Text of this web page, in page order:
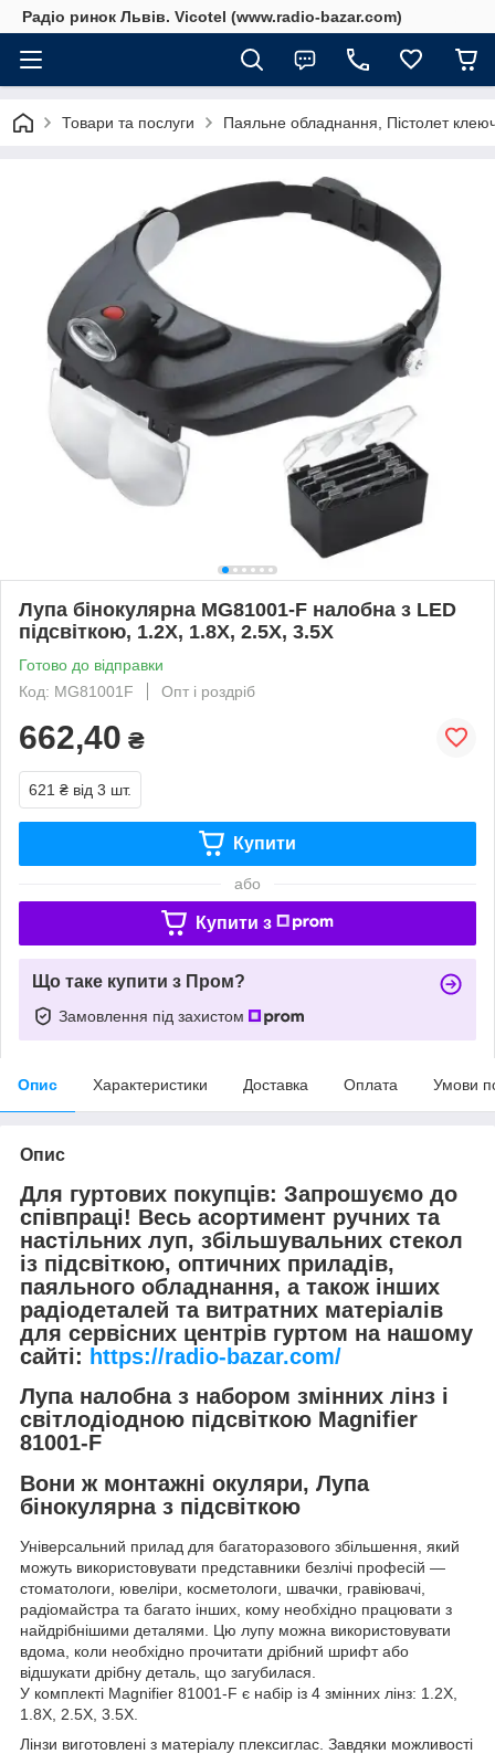
Радіо ринок Львів. Vicotel (www.radio-bazar.com)
Товари та послуги Паяльне обладнання, Пістолет
Лупа бінокулярна MG81001-F налобна з LED
підсвіткою, 1.2Х, 1.8Х, 2.5Х, 3.5Х
Готово до відправки
Код: MG81001F
Опт і роздріб
662,40 ₴
621 ₴ від 3 шт.
Купити
або
Купити з
Що таке купити з Пром?
Замовлення під захистом
Опис Характеристики Доставка Оплата Умови
Опис
Для гуртових покупців: Запрошуємо до
співпраці! Весь асортимент ручних та
настільних луп, збільшувальних стекол
із підсвіткою, оптичних приладів,
паяльного обладнання, а також інших
радіодеталей та витратних матеріалів
для сервісних центрів гуртом на нашому
сайті: https://radio-bazar.com/
Лупа налобна з набором змінних лінз і
світлодіодною підсвіткою Magnifier
81001-F
Вони ж монтажні окуляри, Лупа
бінокулярна з підсвіткою
Універсальний прилад для багаторазового збільшення, який
можуть використовувати представники безлічі професій —
стоматологи, ювеліри, косметологи, швачки, гравіювачі,
радіомайстра та багато інших, кому необхідно працювати з
найдрібнішими деталями. Цю лупу можна використовувати
вдома, коли необхідно прочитати дрібний шрифт або
відшукати дрібну деталь, що загубилася.
У комплекті Magnifier 81001-F є набір із 4 змінних лінз: 1.2X,
1.8X, 2.5X, 3.5X.
Лінзи виготовлені з матеріалу плексиглас. Завдяки можливості